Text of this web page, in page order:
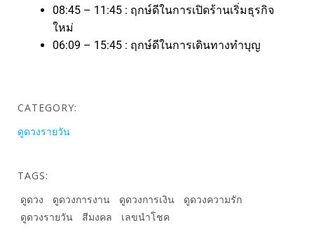
08:45 – 11:45 : ฤกษ์ดีในการเปิดร้านเริ่มธุรกิจ
ใหม่
06:09 – 15:45 : ฤกษ์ดีในการเดินทางทำบุญ
CATEGORY:
ดูดวงรายวัน
TAGS:
ดูดวง
ดูดวงการงาน ดูดวงการเงิน
ดูดวงความรัก
ดูดวงรายวัน
สีมงคล เลขนำโชค